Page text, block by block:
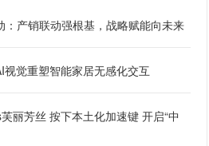
：产销联动强根基，战略赋能向未来
觉重塑智能家居无感化交互
丽芳丝 按下本土化加速键 开启“中